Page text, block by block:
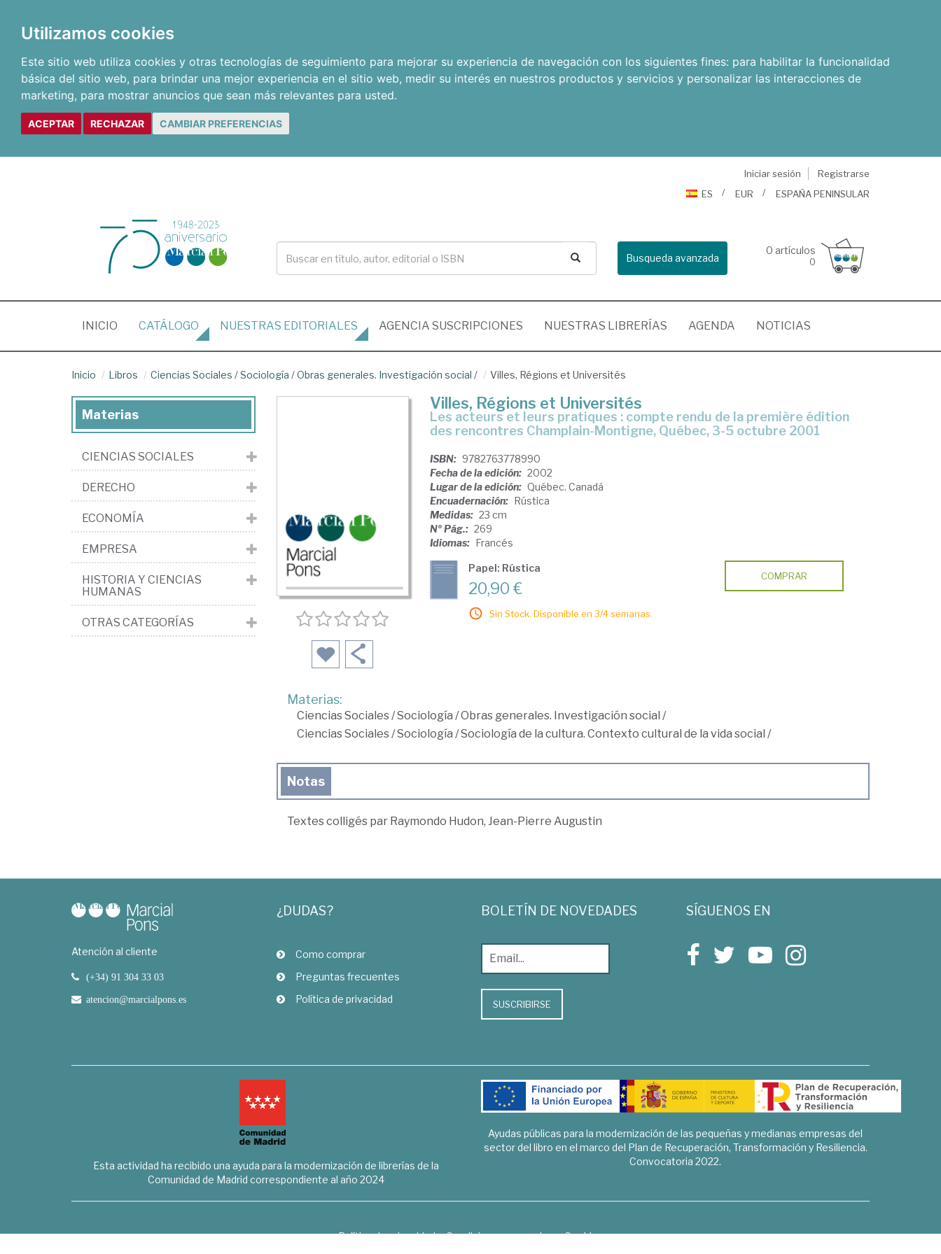
Utilizamos cookies
Este sitio web utiliza cookies y otras tecnologías de seguimiento para mejorar su experiencia de navegación con los siguientes fines: para habilitar la funcionalidad
básica del sitio web, para brindar una mejor experiencia en el sitio web, medir su interés en nuestros productos y servicios y personalizar las interacciones de
marketing, para mostrar anuncios que sean más relevantes para usted.
ACEPTAR RECHAZAR CAMBIAR PREFERENCIAS
Iniciar sesión
Registrarse
ES
EUR ESPAÑA PENINSULAR
Busqueda avanzada
0 artículos
0
INICIO (CURRENT)
CATÁLOGO NUESTRAS EDITORIALES AGENCIA SUSCRIPCIONES NUESTRAS LIBRERÍAS AGENDA NOTICIAS
Inicio Libros Ciencias Sociales /Sociología /Obras generales. Investigación social / Villes, Régions et Universités
Villes, Régions et Universités
les acteurs et leurs pratiques : compte rendu de la première édition
des rencontres Champlain-Montigne, Québec, 3-5 octubre 2001
ISBN: 9782763778990
Fecha de la edición: 2002
Lugar de la edición: Québec. Canadá
Encuadernación: Rústica
Medidas: 23 cm
Nº Pág.: 269
Idiomas: Francés
Papel: Rústica
20,90 €
Sin Stock. Disponible en 3/4 semanas.
COMPRAR
Materias:
Ciencias Sociales/Sociología /Obras generales. Investigación social /
Ciencias Sociales/Sociología /Sociología de la cultura. Contexto cultural de la vida social /
Notas
Textes colligés par Raymondo Hudon, Jean-Pierre Augustin
Materias
CIENCIAS SOCIALES
DERECHO
ECONOMÍA
EMPRESA
HISTORIA Y CIENCIAS
HUMANAS
OTRAS CATEGORÍAS
Atención al cliente
(+34) 91 304 33 03
atencion@marcialpons.es
¿DUDAS?
Como comprar
Preguntas frecuentes
Política de privacidad
BOLETÍN DE NOVEDADES
SUSCRIBIRSE
SÍGUENOS EN
Esta actividad ha recibido una ayuda para la modernización de librerías de la
Comunidad de Madrid correspondiente al año 2024
Ayudas públicas para la modernización de las pequeñas y medianas empresas del
sector del libro en el marco del Plan de Recuperación, Transformación y Resiliencia.
Convocatoria 2022.
Política de privacidad Condiciones generales
Cookies